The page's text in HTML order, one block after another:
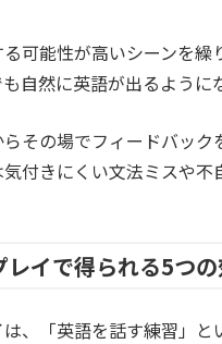
可能性が高いシーンを繰
自然に英語が出るように
その場でフィードバック
付きにくい文法ミスや不
レイで得られる5つ
、「英語を話す練習」と